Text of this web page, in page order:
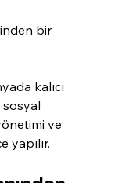
bir
kalıcı
sosyal
ve